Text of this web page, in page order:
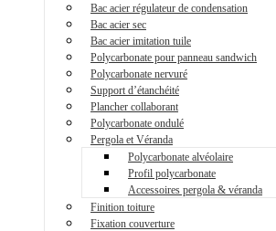
Bac acier régulateur de condensation
Bac acier sec
Bac acier imitation tuile
Polycarbonate pour panneau sandwich
Polycarbonate nervuré
Support d’étanchéité
Plancher collaborant
Polycarbonate ondulé
Pergola et Véranda
Polycarbonate alvéolaire
Profil polycarbonate
Accessoires pergola & véranda
Finition toiture
Fixation couverture